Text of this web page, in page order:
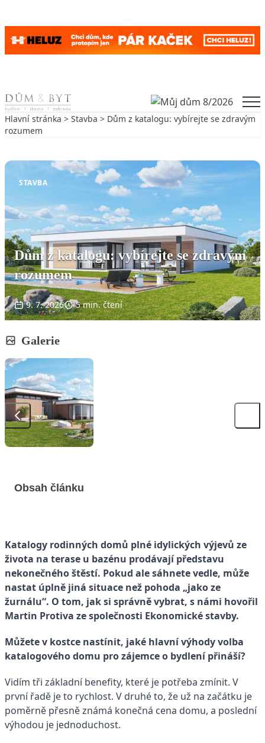
Skip to content
Hlavní stránka > Stavba > Dům z katalogu: vybírejte se zdravým
rozumem
STAVBA
Dům z katalogu: vybírejte se zdravým
rozumem
9. 7. 2026 5 min. čtení
Galerie
Obsah článku
Katalogy rodinných domů plné idylických výjevů ze
života na terase u bazénu prodávají představu
nekonečného štěstí. Pokud ale sáhnete vedle, může
nastat úplně jiná situace než pohoda „jako ze
žurnálu“. O tom, jak si správně vybrat, s námi hovořil
Martin Protiva ze společnosti Ekonomické stavby.
Můžete v kostce nastínit, jaké hlavní výhody volba
katalogového domu pro zájemce o bydlení přináší?
Vidím tři základní benefity, které je potřeba zmínit. V
první řadě je to rychlost. V druhé to, že už na začátku je
poměrně přesně známá konečná cena domu, a poslední
výhodou je jednoduchost.